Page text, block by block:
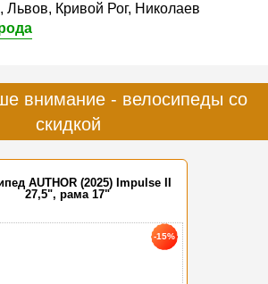
Кривой Рог, Николаев
внимание - велосипеды со
скидкой
AUTHOR (2025) Impulse II
27,5", рама 17"
-15%